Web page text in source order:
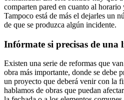
comparten pared en cuanto al horario
Tampoco está de más el dejarles un
de que se produzca algún incidente.
Infórmate si precisas de una
Existen una serie de reformas que
obra más importante, donde se debe
un proyecto que deberá venir con la
hablamos de obras que puedan